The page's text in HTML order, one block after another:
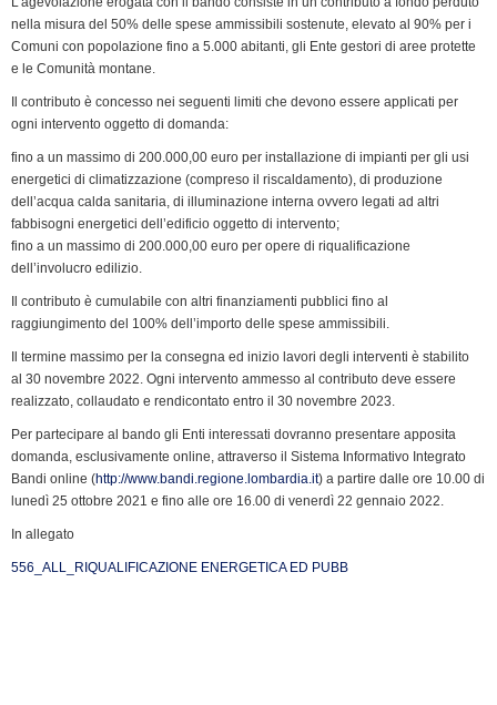
nella misura del 50% delle spese ammissibili sostenute, elevato al 90% per i
Comuni con popolazione fino a 5.000 abitanti, gli Ente gestori di aree protette
e le Comunità montane.
Il contributo è concesso nei seguenti limiti che devono essere applicati per
ogni intervento oggetto di domanda:
fino a un massimo di 200.000,00 euro per installazione di impianti per gli usi
energetici di climatizzazione (compreso il riscaldamento), di produzione
dell’acqua calda sanitaria, di illuminazione interna ovvero legati ad altri
fabbisogni energetici dell’edificio oggetto di intervento;
fino a un massimo di 200.000,00 euro per opere di riqualificazione
dell’involucro edilizio.
Il contributo è cumulabile con altri finanziamenti pubblici fino al
raggiungimento del 100% dell’importo delle spese ammissibili.
Il termine massimo per la consegna ed inizio lavori degli interventi è stabilito
al 30 novembre 2022. Ogni intervento ammesso al contributo deve essere
realizzato, collaudato e rendicontato entro il 30 novembre 2023.
Per partecipare al bando gli Enti interessati dovranno presentare apposita
domanda, esclusivamente online, attraverso il Sistema Informativo Integrato
Bandi online (http://www.bandi.regione.lombardia.it) a partire dalle ore 10.00 di
lunedì 25 ottobre 2021 e fino alle ore 16.00 di venerdì 22 gennaio 2022.
In allegato
556_ALL_RIQUALIFICAZIONE ENERGETICA ED PUBB